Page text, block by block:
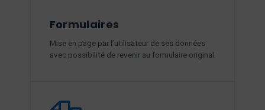
Formulaires
Mise en page par l’utilisateur de ses données
avec possibilité de revenir au formulaire original.